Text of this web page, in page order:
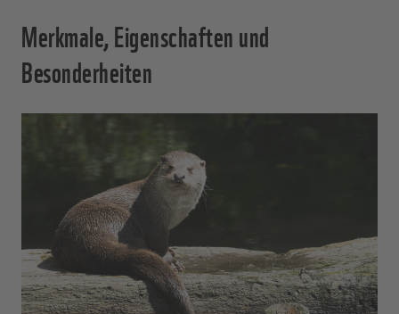
Merkmale, Eigenschaften und
Besonderheiten